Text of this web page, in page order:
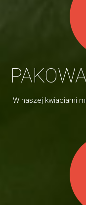
W naszej kwiaciarni